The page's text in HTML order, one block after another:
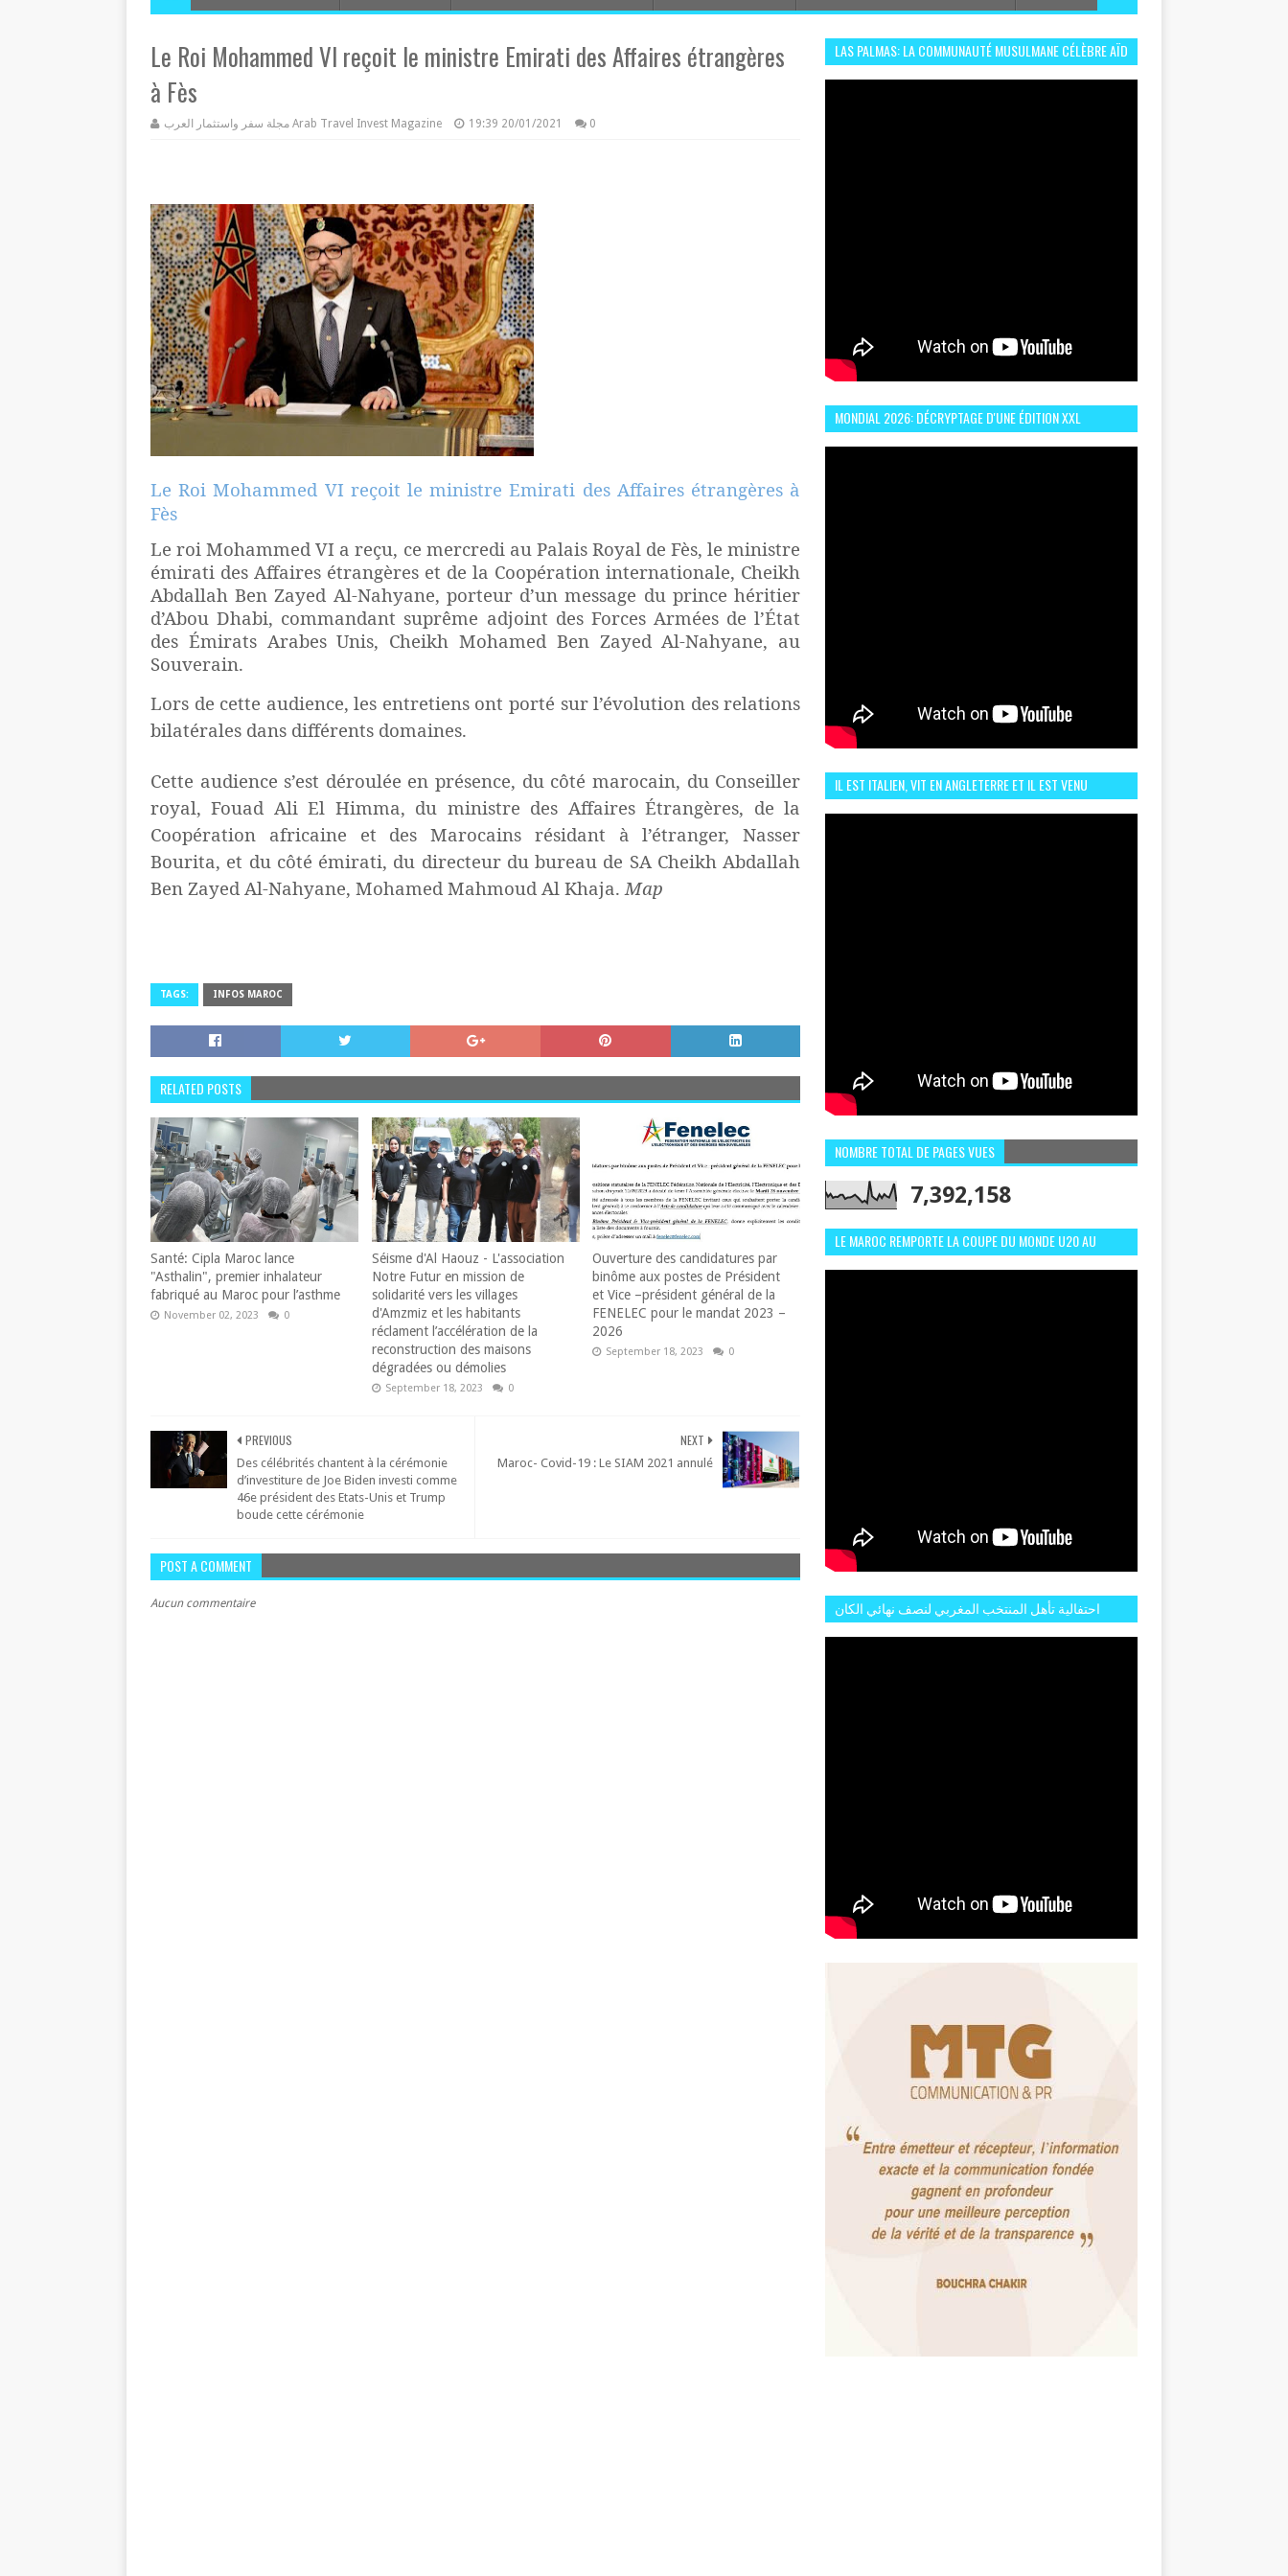
Le Roi Mohammed VI reçoit le ministre Emirati des Affaires étrangères
à Fès
مجلة سفر واستثمار العرب Arab Travel Invest Magazine 19:39 20/01/2021 0
Le Roi Mohammed VI reçoit le ministre Emirati des Affaires étrangères à
Fès
Le roi Mohammed VI a reçu, ce mercredi au Palais Royal de Fès, le ministre
émirati des Affaires étrangères et de la Coopération internationale, Cheikh
Abdallah Ben Zayed Al-Nahyane, porteur d’un message du prince héritier
d’Abou Dhabi, commandant suprême adjoint des Forces Armées de l’État
des Émirats Arabes Unis, Cheikh Mohamed Ben Zayed Al-Nahyane, au
Souverain.
Lors de cette audience, les entretiens ont porté sur l’évolution des relations
bilatérales dans différents domaines.
Cette audience s’est déroulée en présence, du côté marocain, du Conseiller
royal, Fouad Ali El Himma, du ministre des Affaires Étrangères, de la
Coopération africaine et des Marocains résidant à l’étranger, Nasser
Bourita, et du côté émirati, du directeur du bureau de SA Cheikh Abdallah
Ben Zayed Al-Nahyane, Mohamed Mahmoud Al Khaja.Map
TAGS: INFOS MAROC
RELATED POSTS
Santé: Cipla Maroc lance
"Asthalin", premier inhalateur
fabriqué au Maroc pour l’asthme
November 02, 2023 0
Séisme d'Al Haouz - L'association
Notre Futur en mission de
solidarité vers les villages
d'Amzmiz et les habitants
réclament l’accélération de la
reconstruction des maisons
dégradées ou démolies
September 18, 2023 0
Ouverture des candidatures par
binôme aux postes de Président
et Vice –président général de la
FENELEC pour le mandat 2023 –
2026
September 18, 2023 0
NEXT
Maroc- Covid-19 : Le SIAM 2021 annulé
PREVIOUS
Des célébrités chantent à la cérémonie
d’investiture de Joe Biden investi comme
46e président des Etats-Unis et Trump
boude cette cérémonie
POST A COMMENT
Aucun commentaire
LAS PALMAS: LA COMMUNAUTÉ MUSULMANE CÉLÈBRE AÏD
MONDIAL 2026: DÉCRYPTAGE D'UNE ÉDITION XXL
IL EST ITALIEN, VIT EN ANGLETERRE ET IL EST VENU
NOMBRE TOTAL DE PAGES VUES
7,392,158
LE MAROC REMPORTE LA COUPE DU MONDE U20 AU
احتفالية تأهل المنتخب المغربي لنصف نهائي الكان